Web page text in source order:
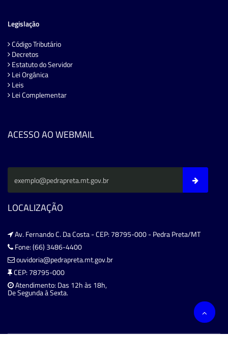
Legislação
Código Tributário
Decretos
Estatuto do Servidor
Lei Orgânica
Leis
Lei Complementar
ACESSO AO WEBMAIL
LOCALIZAÇÃO
Av. Fernando C. Da Costa - CEP: 78795-000 - Pedra Preta/MT
Fone: (66) 3486-4400
ouvidoria@pedrapreta.mt.gov.br
CEP: 78795-000
Atendimento: Das 12h às 18h,
De Segunda à Sexta.